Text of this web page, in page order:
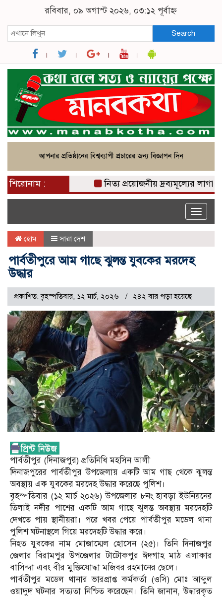
রবিবার, ০৯ অগাস্ট ২০২৬, ০৩:১২ পূর্বাহ্ন
Search
শিরোনাম : নিত্য প্রয়োজনীয় দ্রব্যমূল্যের
Toggle
হোম সারা দেশ
পার্বতীপুরে আম গাছে ঝুলন্ত যুবকের মরদেহ
উদ্ধার
প্রকাশিত: বৃহস্পতিবার, ১২ মার্চ, ২০২৬ ২৪২ বার পড়া হয়েছে
পার্বতীপুর (দিনাজপুর) প্রতিনিধি মহসিন আলী
দিনাজপুরের পার্বতীপুর উপজেলায় একটি আম গাছ থেকে ঝুলন্ত
অবস্থায় এক যুবকের মরদেহ উদ্ধার করেছে পুলিশ।
বৃহস্পতিবার (১২ মার্চ ২০২৬) উপজেলার ৮নং হাবড়া ইউনিয়নের
তিলাই নদীর পাশের একটি আম গাছে ঝুলন্ত অবস্থায় মরদেহটি
দেখতে পায় স্থানীয়রা। পরে খবর পেয়ে পার্বতীপুর মডেল থানা
পুলিশ ঘটনাস্থলে গিয়ে মরদেহটি উদ্ধার করে।
নিহত যুবকের নাম মোজাম্মেল হোসেন (২৫)। তিনি দিনাজপুর
জেলার বিরামপুর উপজেলার টাটোকপুর ঈদগাহ মাঠ এলাকার
বাসিন্দা এবং বীর মুক্তিযোদ্ধা মজিবর রহমানের ছেলে।
পার্বতীপুর মডেল থানার ভারপ্রাপ্ত কর্মকর্তা (ওসি) মোঃ আব্দুল
ওয়াদুদ ঘটনার সত্যতা নিশ্চিত করেছেন। তিনি জানান, উদ্ধারকৃত